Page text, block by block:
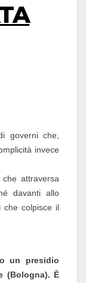
governi che,
invece
attraversa
davanti allo
che colpisce il
un presidio
(Bologna). È